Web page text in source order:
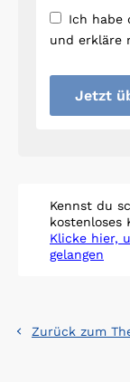
Ich habe
und erkläre
Jetzt
Kennst du
kostenloses
Klicke hier,
gelangen
Zurück zum